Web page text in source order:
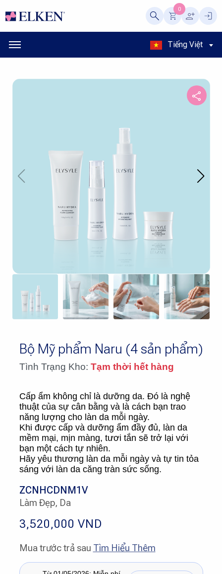
0
Tiếng Việt
Bộ Mỹ phẩm Naru (4 sản phẩm)
Tình Trạng Kho: Tạm thời hết hàng
Cấp ẩm không chỉ là dưỡng da. Đó là nghệ
thuật của sự cân bằng và là cách bạn trao
năng lượng cho làn da mỗi ngày.
Khi được cấp và dưỡng ẩm đầy đủ, làn da
mềm mại, mịn màng, tươi tắn sẽ trở lại với
bạn một cách tự nhiên.
Hãy yêu thương làn da mỗi ngày và tự tin tỏa
sáng với làn da căng tràn sức sống.
ZCNHCDNM1V
Làm Đẹp, Da
3,520,000 VND
Mua trước trả sau Tìm Hiểu Thêm